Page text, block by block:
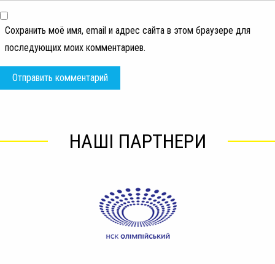
Сохранить моё имя, email и адрес сайта в этом браузере для
последующих моих комментариев.
НАШІ ПАРТНЕРИ